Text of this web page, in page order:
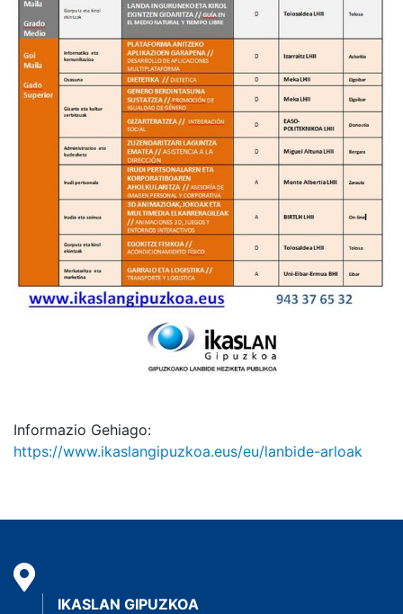
Informazio Gehiago:
https://www.ikaslangipuzkoa.eus/eu/lanbide-arloak
IKASLAN GIPUZKOA